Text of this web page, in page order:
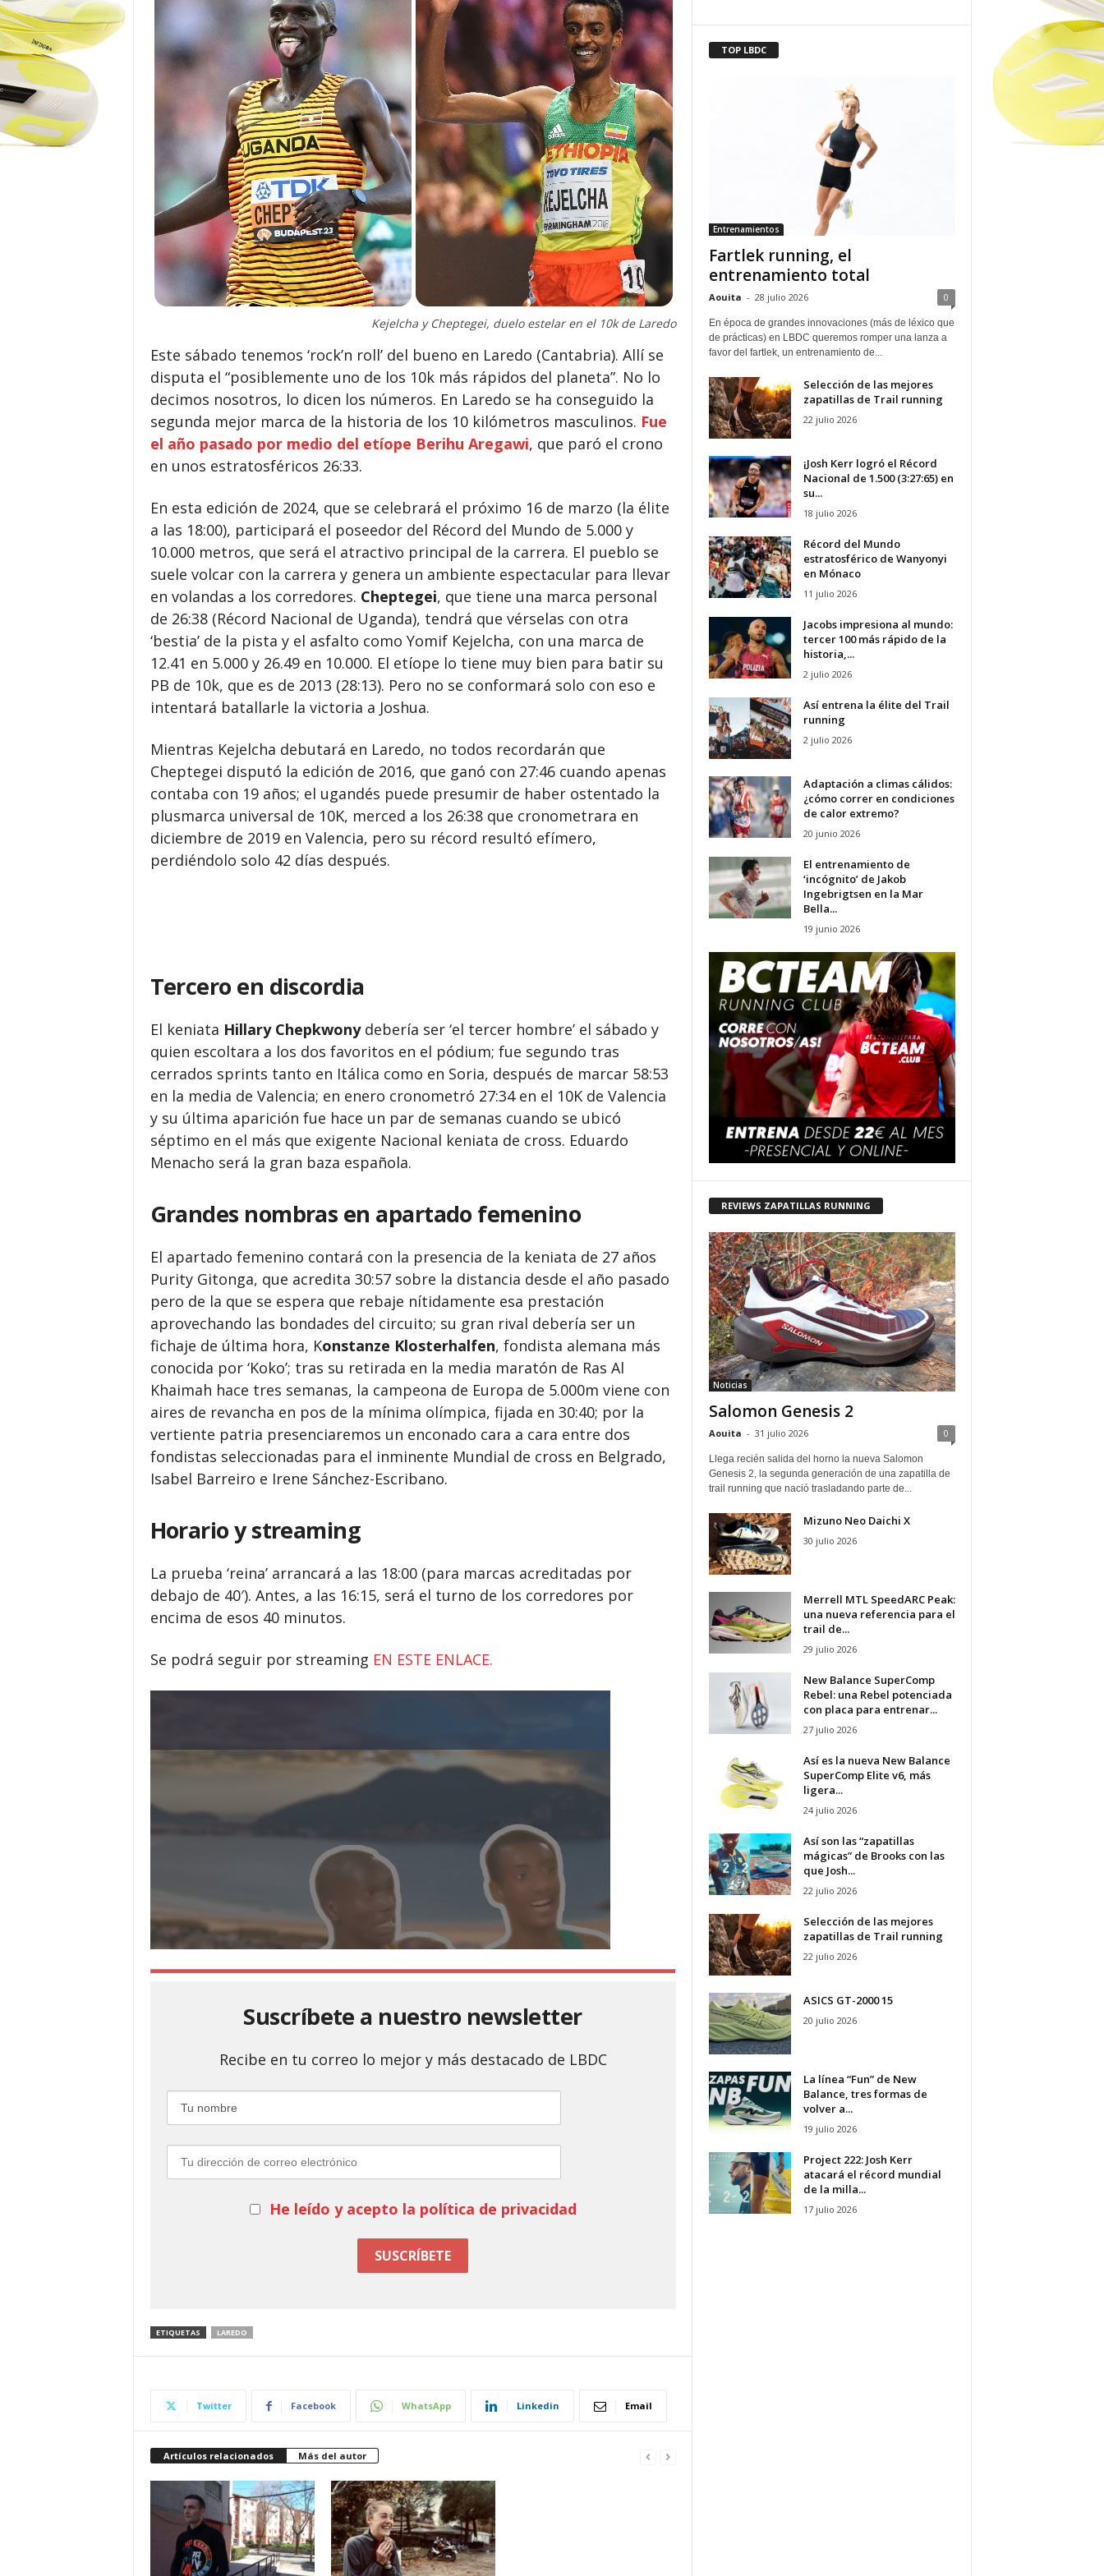
Kejelcha y Cheptegei, duelo estelar en el 10k de Laredo
Este sábado tenemos ‘rock’n roll’ del bueno en Laredo (Cantabria). Allí se
disputa el “posiblemente uno de los 10k más rápidos del planeta”. No lo
decimos nosotros, lo dicen los números. En Laredo se ha conseguido la
segunda mejor marca de la historia de los 10 kilómetros masculinos. Fue
el año pasado por medio del etíope Berihu Aregawi, que paró el crono
en unos estratosféricos 26:33.
En esta edición de 2024, que se celebrará el próximo 16 de marzo (la élite
a las 18:00), participará el poseedor del Récord del Mundo de 5.000 y
10.000 metros, que será el atractivo principal de la carrera. El pueblo se
suele volcar con la carrera y genera un ambiente espectacular para llevar
en volandas a los corredores. Cheptegei, que tiene una marca personal
de 26:38 (Récord Nacional de Uganda), tendrá que vérselas con otra
‘bestia’ de la pista y el asfalto como Yomif Kejelcha, con una marca de
12.41 en 5.000 y 26.49 en 10.000. El etíope lo tiene muy bien para batir su
PB de 10k, que es de 2013 (28:13). Pero no se conformará solo con eso e
intentará batallarle la victoria a Joshua.
Mientras Kejelcha debutará en Laredo, no todos recordarán que
Cheptegei disputó la edición de 2016, que ganó con 27:46 cuando apenas
contaba con 19 años; el ugandés puede presumir de haber ostentado la
plusmarca universal de 10K, merced a los 26:38 que cronometrara en
diciembre de 2019 en Valencia, pero su récord resultó efímero,
perdiéndolo solo 42 días después.
Tercero en discordia
El keniata Hillary Chepkwonydebería ser ‘el tercer hombre’ el sábado y
quien escoltara a los dos favoritos en el pódium; fue segundo tras
cerrados sprints tanto en Itálica como en Soria, después de marcar 58:53
en la media de Valencia; en enero cronometró 27:34 en el 10K de Valencia
y su última aparición fue hace un par de semanas cuando se ubicó
séptimo en el más que exigente Nacional keniata de cross. Eduardo
Menacho será la gran baza española.
Grandes nombras en apartado femenino
El apartado femenino contará con la presencia de la keniata de 27 años
Purity Gitonga, que acredita 30:57 sobre la distancia desde el año pasado
pero de la que se espera que rebaje nítidamente esa prestación
aprovechando las bondades del circuito; su gran rival debería ser un
fichaje de última hora, Konstanze Klosterhalfen, fondista alemana más
conocida por ‘Koko’; tras su retirada en la media maratón de Ras Al
Khaimah hace tres semanas, la campeona de Europa de 5.000m viene con
aires de revancha en pos de la mínima olímpica, fijada en 30:40; por la
vertiente patria presenciaremos un enconado cara a cara entre dos
fondistas seleccionadas para el inminente Mundial de cross en Belgrado,
Isabel Barreiro e Irene Sánchez-Escribano.
Horario y streaming
La prueba ‘reina’ arrancará a las 18:00 (para marcas acreditadas por
debajo de 40′). Antes, a las 16:15, será el turno de los corredores por
encima de esos 40 minutos.
Se podrá seguir por streaming EN ESTE ENLACE.
Suscríbete a nuestro newsletter
Recibe en tu correo lo mejor y más destacado de LBDC
He leído y acepto la política de privacidad
ETIQUETAS LAREDO
Twitter Facebook WhatsApp Linkedin Email
Artículos relacionados Más del autor
TOP LBDC
Entrenamientos
Fartlek running, el
entrenamiento total
Aouita - 28 julio 2026 0
En época de grandes innovaciones (más de léxico que
de prácticas) en LBDC queremos romper una lanza a
favor del fartlek, un entrenamiento de...
Selección de las mejores
zapatillas de Trail running
22 julio 2026
¡Josh Kerr logró el Récord
Nacional de 1.500 (3:27:65) en
su...
18 julio 2026
Récord del Mundo
estratosférico de Wanyonyi
en Mónaco
11 julio 2026
Jacobs impresiona al mundo:
tercer 100 más rápido de la
historia,...
2 julio 2026
Así entrena la élite del Trail
running
2 julio 2026
Adaptación a climas cálidos:
¿cómo correr en condiciones
de calor extremo?
20 junio 2026
El entrenamiento de
‘incógnito’ de Jakob
Ingebrigtsen en la Mar
Bella...
19 junio 2026
REVIEWS ZAPATILLAS RUNNING
Noticias
Salomon Genesis 2
Aouita - 31 julio 2026 0
Llega recién salida del horno la nueva Salomon
Genesis 2, la segunda generación de una zapatilla de
trail running que nació trasladando parte de...
Mizuno Neo Daichi X
30 julio 2026
Merrell MTL SpeedARC Peak:
una nueva referencia para el
trail de...
29 julio 2026
New Balance SuperComp
Rebel: una Rebel potenciada
con placa para entrenar...
27 julio 2026
Así es la nueva New Balance
SuperComp Elite v6, más
ligera...
24 julio 2026
Así son las “zapatillas
mágicas” de Brooks con las
que Josh...
22 julio 2026
Selección de las mejores
zapatillas de Trail running
22 julio 2026
ASICS GT-2000 15
20 julio 2026
La línea “Fun” de New
Balance, tres formas de
volver a...
19 julio 2026
Project 222: Josh Kerr
atacará el récord mundial
de la milla...
17 julio 2026